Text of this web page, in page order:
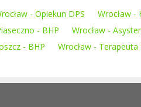
- Opiekun DPS Wrocław -
- BHP Wrocław -
- BHP Wrocław -